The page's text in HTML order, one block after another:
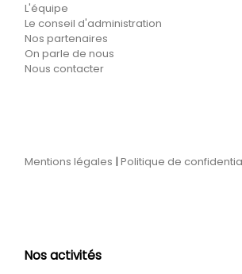
L'équipe
Le conseil d'administration
Nos partenaires
On parle de nous
Nous contacter
Mentions légales |Politique de
Nos activités